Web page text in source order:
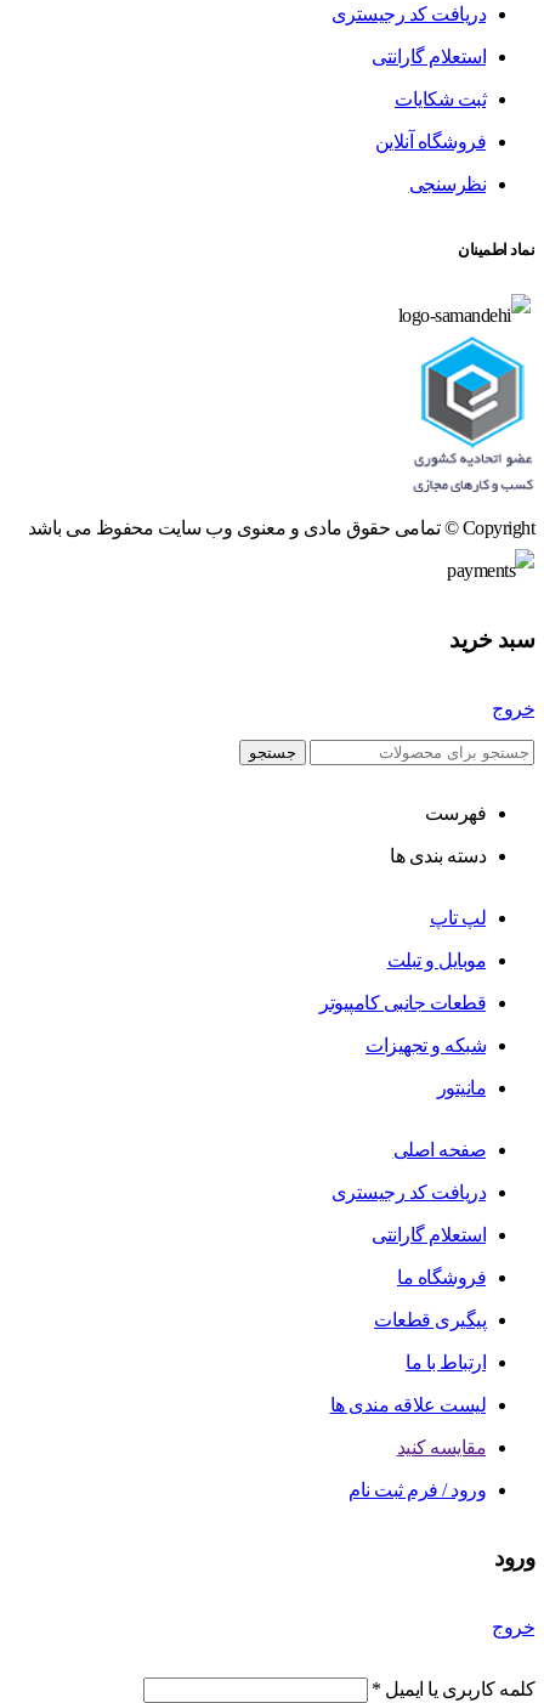
دریافت کد رجیستری
استعلام گارانتی
ثبت شکایات
فروشگاه آنلاین
نظرسنجی
نماد اطمینان
Copyright © تمامی حقوق مادی و معنوی وب سایت محفوظ می باشد
سبد خرید
خروج
جستجو
فهرست
دسته بندی ها
لپ تاپ
موبایل و تبلت
قطعات جانبی کامپیوتر
شبکه و تجهیزات
مانیتور
صفحه اصلی
دریافت کد رجیستری
استعلام گارانتی
فروشگاه ما
پیگیری قطعات
ارتباط با ما
لیست علاقه مندی ها
مقایسه کنید
ورود / فرم ثبت نام
ورود
خروج
کلمه کاربری یا ایمیل *